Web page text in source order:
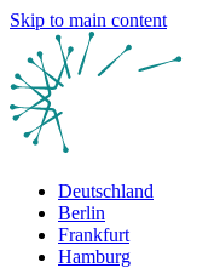
Skip to main content
Deutschland
Berlin
Frankfurt
Hamburg